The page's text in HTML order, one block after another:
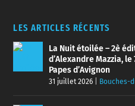
LES ARTICLES RÉCENTS
La Nuit étoilée – 2è
d’Alexandre Mazzia,
Papes d’Avignon
31 juillet 2026 Bouches-